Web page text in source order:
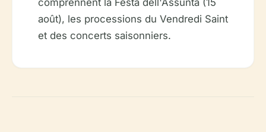
comprennent la Festa dell'Assunta (15
août), les processions du Vendredi Saint
et des concerts saisonniers.